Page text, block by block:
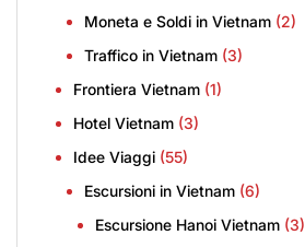
Moneta e Soldi in Vietnam (2)
Traffico in Vietnam (3)
Frontiera Vietnam (1)
Hotel Vietnam (3)
Idee Viaggi (55)
Escursioni in Vietnam (6)
Escursione Hanoi Vietnam (3)